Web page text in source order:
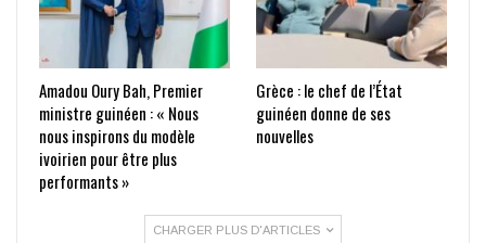
Amadou Oury Bah, Premier
ministre guinéen : « Nous
nous inspirons du modèle
ivoirien pour être plus
performants »
Grèce : le chef de l’État
guinéen donne de ses
nouvelles
CHARGER PLUS D'ARTICLES